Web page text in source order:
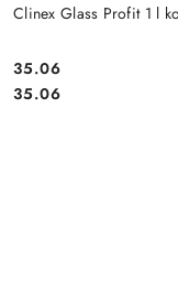
Clinex Glass Profit 1 l
Cena:
35.06
Cena:
35.06